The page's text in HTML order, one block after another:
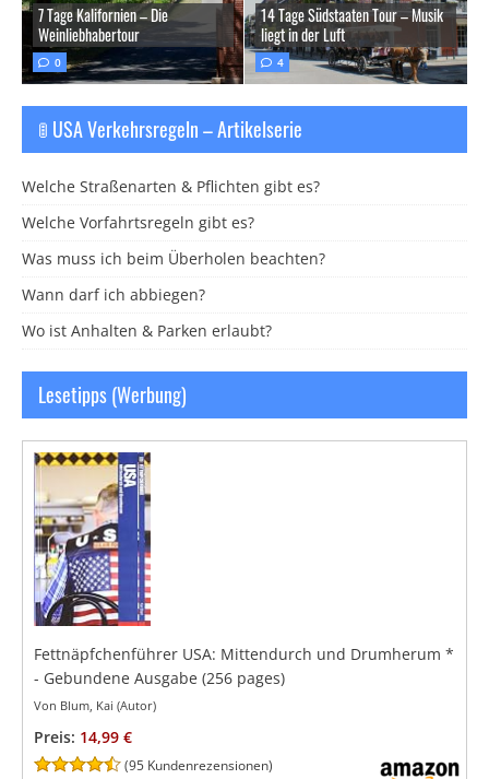
7 Tage Kalifornien – Die
Weinliebhabertour
0
14 Tage Südstaaten Tour – Musik
liegt in der Luft
4
🚦 USA Verkehrsregeln – Artikelserie
Welche Straßenarten & Pflichten gibt es?
Welche Vorfahrtsregeln gibt es?
Was muss ich beim Überholen beachten?
Wann darf ich abbiegen?
Wo ist Anhalten & Parken erlaubt?
Lesetipps (Werbung)
Fettnäpfchenführer USA: Mittendurch und Drumherum *
- Gebundene Ausgabe (256 pages)
Von Blum, Kai (Autor)
Preis: 14,99 €
(95 Kundenrezensionen)